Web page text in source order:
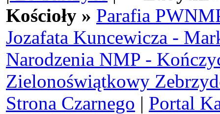
Kościoły » Parafia
Jozafata Kuncewicza -
Narodzenia NMP -
Zielonoświątkowy
Strona Czarnego | Portal